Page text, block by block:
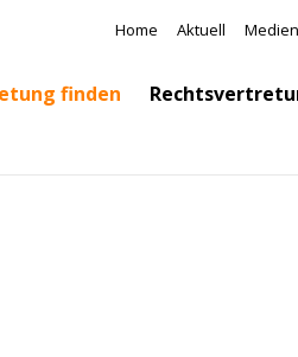
Meta
Home Aktuell Medien
finden